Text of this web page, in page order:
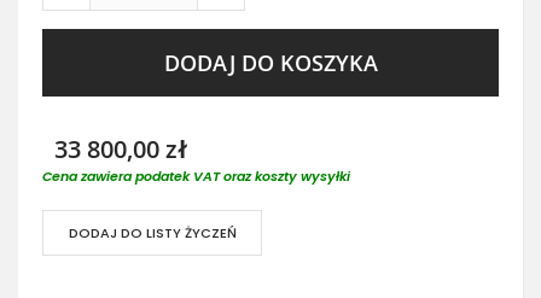
DODAJ DO KOSZYKA
33 800,00 zł
Cena zawiera podatek VAT oraz koszty wysyłki
DODAJ DO LISTY ŻYCZEŃ